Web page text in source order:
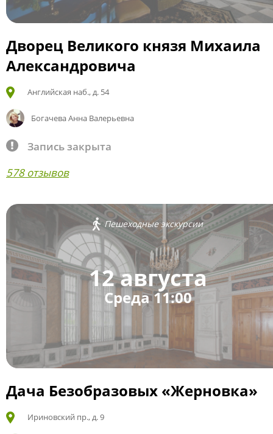
Дворец Великого князя Михаила
Александровича
Английская наб., д. 54
Богачева Анна Валерьевна
Запись закрыта
578 отзывов
Пешеходные экскурсии
12 августа
Среда 11:00
Дача Безобразовых «Жерновка»
Ириновский пр., д. 9